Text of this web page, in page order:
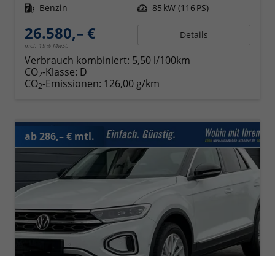
Kraftstoff Benzin Leistung 85 kW (116 PS)
26.580,– €
incl. 19% MwSt.
Details
Verbrauch kombiniert: 5,50 l/100km
CO2-Klasse: D
CO2-Emissionen: 126,00 g/km
ab 286,– € mtl.